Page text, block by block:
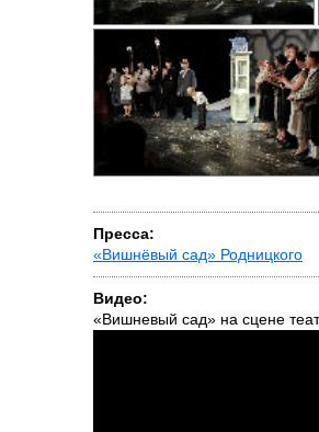
Пресса:
«Вишнёвый сад» Родницкого
Видео:
«Вишневый сад» на сцене